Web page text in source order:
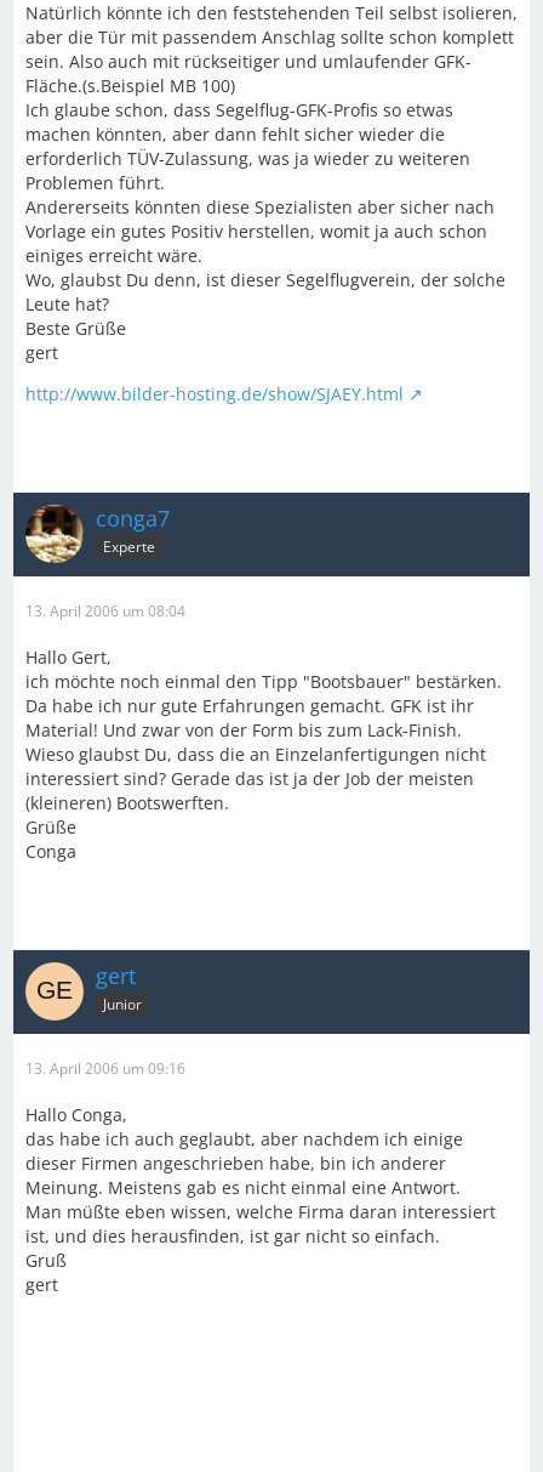
Natürlich könnte ich den feststehenden Teil selbst isolieren,
aber die Tür mit passendem Anschlag sollte schon komplett
sein. Also auch mit rückseitiger und umlaufender GFK-
Fläche.(s.Beispiel MB 100)
Ich glaube schon, dass Segelflug-GFK-Profis so etwas
machen könnten, aber dann fehlt sicher wieder die
erforderlich TÜV-Zulassung, was ja wieder zu weiteren
Problemen führt.
Andererseits könnten diese Spezialisten aber sicher nach
Vorlage ein gutes Positiv herstellen, womit ja auch schon
einiges erreicht wäre.
Wo, glaubst Du denn, ist dieser Segelflugverein, der solche
Leute hat?
Beste Grüße
gert
http://www.bilder-hosting.de/show/SJAEY.html
conga7
Experte
13. April 2006 um 08:04
Hallo Gert,
ich möchte noch einmal den Tipp "Bootsbauer" bestärken.
Da habe ich nur gute Erfahrungen gemacht. GFK ist ihr
Material! Und zwar von der Form bis zum Lack-Finish.
Wieso glaubst Du, dass die an Einzelanfertigungen nicht
interessiert sind? Gerade das ist ja der Job der meisten
(kleineren) Bootswerften.
Grüße
Conga
gert
Junior
13. April 2006 um 09:16
Hallo Conga,
das habe ich auch geglaubt, aber nachdem ich einige
dieser Firmen angeschrieben habe, bin ich anderer
Meinung. Meistens gab es nicht einmal eine Antwort.
Man müßte eben wissen, welche Firma daran interessiert
ist, und dies herausfinden, ist gar nicht so einfach.
Gruß
gert